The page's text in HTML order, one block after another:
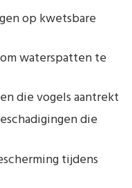
op kwetsbare
waterspatten te
die vogels aantrekt
die
tijdens